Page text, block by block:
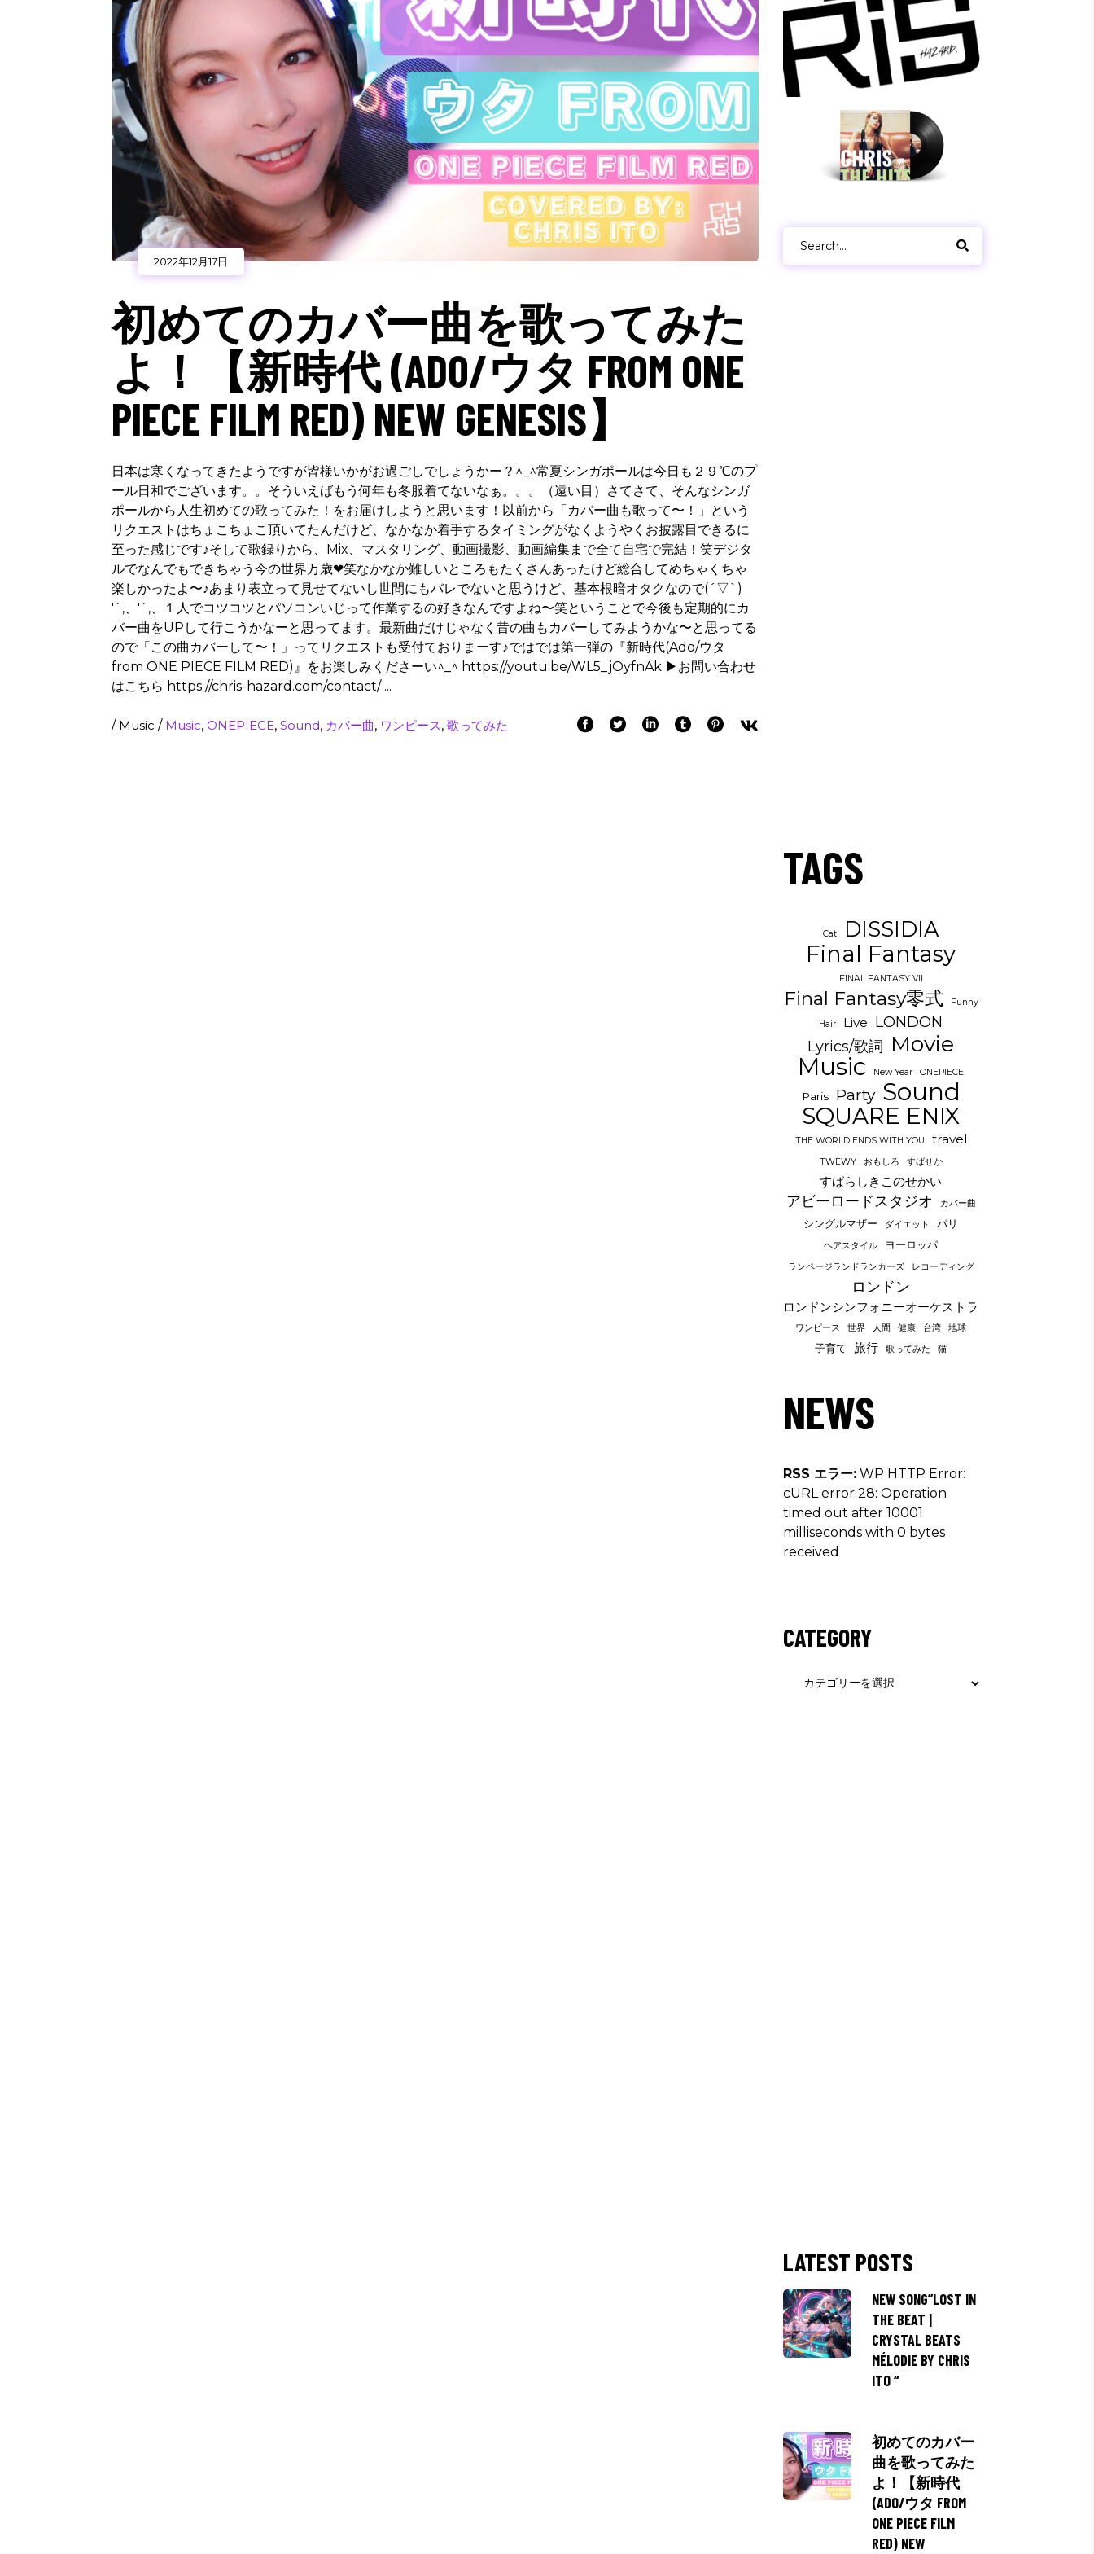
2022年12月17日
初めてのカバー曲を歌ってみた
よ！【新時代 (ADO/ウタ FROM ONE
PIECE FILM RED) NEW GENESIS】
日本は寒くなってきたようですが皆様いかがお過ごしでしょうかー？^_^常夏シンガポールは今日も２９℃のプ
ール日和でございます。。そういえばもう何年も冬服着てないなぁ。。。（遠い目）さてさて、そんなシンガ
ポールから人生初めての歌ってみた！をお届けしようと思います！以前から「カバー曲も歌って〜！」という
リクエストはちょこちょこ頂いてたんだけど、なかなか着手するタイミングがなくようやくお披露目できるに
至った感じです♪そして歌録りから、Mix、マスタリング、動画撮影、動画編集まで全て自宅で完結！笑デジタ
ルでなんでもできちゃう今の世界万歳❤︎笑なかなか難しいところもたくさんあったけど総合してめちゃくちゃ
楽しかったよ〜♪あまり表立って見せてないし世間にもバレでないと思うけど、基本根暗オタクなので(´▽`)
'`,、'`,、１人でコツコツとパソコンいじって作業するの好きなんですよね〜笑ということで今後も定期的にカ
バー曲をUPして行こうかなーと思ってます。最新曲だけじゃなく昔の曲もカバーしてみようかな〜と思ってる
ので「この曲カバーして〜！」ってリクエストも受付ておりまーす♪ではでは第一弾の『新時代(Ado/ウタ
from ONE PIECE FILM RED)』をお楽しみくださーい^_^ https://youtu.be/WL5_jOyfnAk ▶お問い合わせ
はこちら https://chris-hazard.com/contact/
/ Music / Music, ONEPIECE, Sound, カバー曲, ワンピース, 歌ってみた
for:
TAGS
Cat DISSIDIA
Final Fantasy
FINAL FANTASY VII
Final Fantasy零式 Funny
Hair Live LONDON
Lyrics/歌詞 Movie
Music New Year ONEPIECE
Paris Party Sound
SQUARE ENIX
THE WORLD ENDS WITH YOU travel
TWEWY おもしろ すばせか
すばらしきこのせかい
アビーロードスタジオ カバー曲
シングルマザー ダイエット パリ
ヘアスタイル ヨーロッパ
ランページランドランカーズ レコーディング
ロンドン
ロンドンシンフォニーオーケストラ
ワンピース 世界 人間 健康 台湾 地球
子育て 旅行 歌ってみた 猫
NEWS
RSS エラー: WP HTTP Error:
cURL error 28: Operation
timed out after 10001
milliseconds with 0 bytes
received
CATEGORY
Category
LATEST POSTS
NEW SONG”LOST IN
THE BEAT |
CRYSTAL BEATS
MÉLODIE BY CHRIS
ITO “
初めてのカバー
曲を歌ってみた
よ！【新時代
(ADO/ウタ FROM
ONE PIECE FILM
RED) NEW